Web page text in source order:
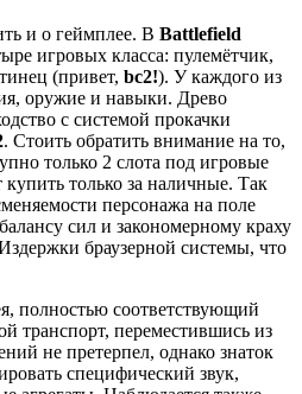
и о геймплее. В Battlefield
игровых класса: пулемётчик,
(привет, bc2!). У каждого из
оружие и навыки. Древо
с системой прокачки
. Стоить обратить внимание на то,
только 2 слота под игровые
только за наличные. Так
персонажа на поле
сил и закономерному краху
браузерной системы, что
полностью соответствующий
транспорт, переместившись из
не претерпел, однако знаток
специфический звук,